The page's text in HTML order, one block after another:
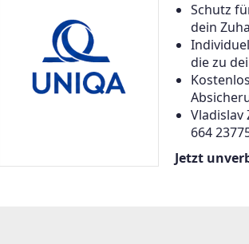
Schutz
dein
die zu
Vladislav
664
Jetzt